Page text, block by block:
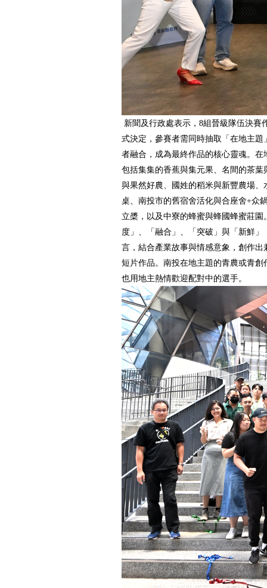
新聞及行政處表示，8組晉級隊伍決賽
式決定，參賽者需同時抽取「在地主
者融合，成為最終作品的核心靈魂。
包括集集的香蕉與集元果、名間的茶
與果然好農、國姓的稻米與新豐農場
桌、南投市的舊宿舍活化與合座舍+众
立槳，以及中寮的蜂蜜與蜂國蜂蜜莊
度」、「融合」、「突破」與「新鮮
言，結合產業故事與情感意象，創作
短片作品。南投在地主題的青農或青
也用地主熱情歡迎配對中的選手。